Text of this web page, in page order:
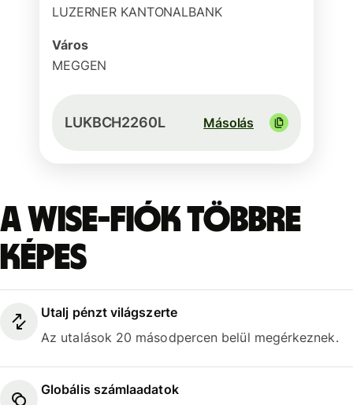
LUZERNER KANTONALBANK
Város
MEGGEN
LUKBCH2260L Másolás
A Wise-fiók többre
képes
Utalj pénzt világszerte
Az utalások 20 másodpercen belül megérkeznek.
Globális számlaadatok